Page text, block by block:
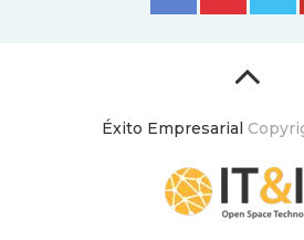
Éxito Empresarial